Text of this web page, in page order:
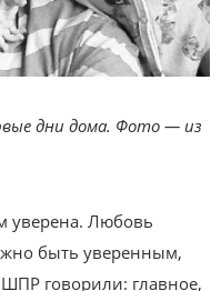
дни дома. Фото — из
уверена. Любовь
быть уверенным,
говорили: главное,